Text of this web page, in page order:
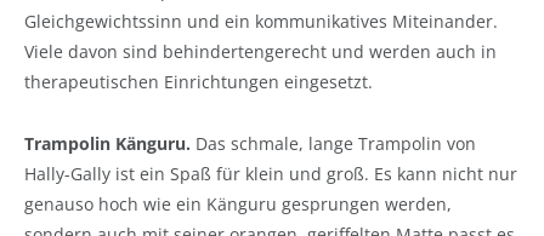
Gleichgewichtssinn und ein kommunikatives Miteinander.
Viele davon sind behindertengerecht und werden auch in
therapeutischen Einrichtungen eingesetzt.
Trampolin Känguru. Das schmale, lange Trampolin von
Hally-Gally ist ein Spaß für klein und groß. Es kann nicht nur
genauso hoch wie ein Känguru gesprungen werden,